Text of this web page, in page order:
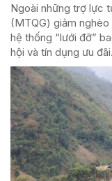
Ngoài những trợ lực
(MTQG) giảm
hệ thống “lưới đỡ”
hội và tín dụng ưu